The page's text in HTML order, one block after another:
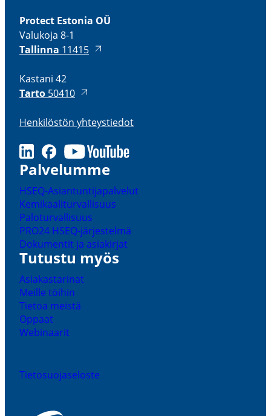
Protect Estonia OÜ
Valukoja 8-1
Tallinna 11415
Kastani 42
Tarto 50410
Henki­löstön yhteys­tiedot
LinkedInFacebook
Youtube
Palve­lumme
HSEQ-​Asiantuntijapalvelut
Kemikaa­li­tur­val­lisuus
Palotur­val­lisuus
PRO24 HSEQ-​järjestelmä
Dokumentit ja asiakirjat
Tutustu myös
Asiakas­ta­rinat
Meille töihin
Tietoa meistä
Oppaat
Webinaarit
Tieto­suo­ja­se­loste